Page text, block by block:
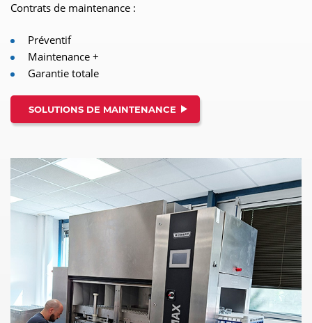
Contrats de maintenance :
Préventif
Maintenance +
Garantie totale
SOLUTIONS DE MAINTENANCE